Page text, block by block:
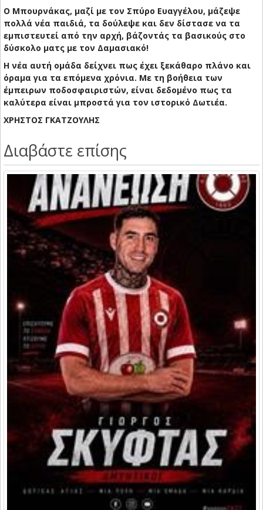
Ο Μπουρνάκας, μαζί με τον Σπύρο Ευαγγέλου, μάζεψε
πολλά νέα παιδιά, τα δούλεψε και δεν δίστασε να τα
εμπιστευτεί από την αρχή, βάζοντάς τα βασικούς στο
δύσκολο ματς με τον Δαμασιακό!
Η νέα αυτή ομάδα δείχνει πως έχει ξεκάθαρο πλάνο και
όραμα για τα επόμενα χρόνια. Με τη βοήθεια των
έμπειρων ποδοσφαιριστών, είναι δεδομένο πως τα
καλύτερα είναι μπροστά για τον ιστορικό Δωτιέα.
ΧΡΗΣΤΟΣ ΓΚΑΤΖΟΥΛΗΣ
Διαβάστε επίσης